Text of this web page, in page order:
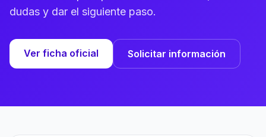
dudas y dar el siguiente paso.
Ver ficha oficial Solicitar información